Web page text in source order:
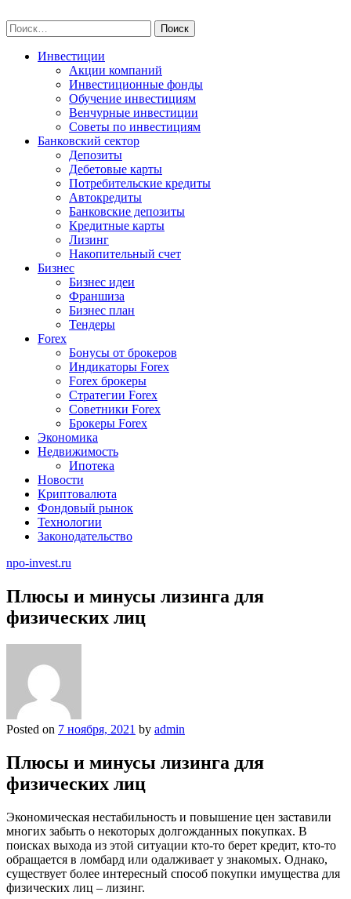
to
content
Найти:
Инвестиции
Акции компаний
Инвестиционные фонды
Обучение инвестициям
Венчурные инвестиции
Советы по инвестициям
Банковский сектор
Депозиты
Дебетовые карты
Потребительские кредиты
Автокредиты
Банковские депозиты
Кредитные карты
Лизинг
Накопительный счет
Бизнес
Бизнес идеи
Франшиза
Бизнес план
Тендеры
Forex
Бонусы от брокеров
Индикаторы Forex
Forex брокеры
Стратегии Forex
Советники Forex
Брокеры Forex
Экономика
Недвижимость
Ипотека
Новости
Криптовалюта
Фондовый рынок
Технологии
Законодательство
npo-invest.ru
Плюсы и минусы лизинга для
физических лиц
Posted on 7 ноября, 2021 by admin
Плюсы и минусы лизинга для
физических лиц
Экономическая нестабильность и повышение цен заставили
многих забыть о некоторых долгожданных покупках. В
поисках выхода из этой ситуации кто-то берет кредит, кто-то
обращается в ломбард или одалживает у знакомых. Однако,
существует более интересный способ покупки имущества для
физических лиц – лизинг.